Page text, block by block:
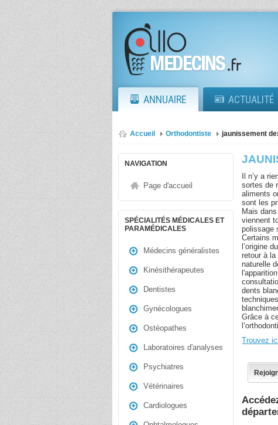
ANNUAIRE ACTUALITÉ
Accueil Orthodontiste jaunissement
NAVIGATION
Page d'accueil
SPÉCIALITÉS MÉDICALES ET
PARAMÉDICALES
Médecins généralistes
Kinésithérapeutes
Dentistes
Gynécologues
Ostéopathes
Laboratoires d'analyses
Psychiatres
Vétérinaires
Cardiologues
Il n’y a
sortes de
aliments
sont les
Mais
viennent
polissage
Certains
l’origine
retour à la
naturelle
dents
Grâce à
Trouvez